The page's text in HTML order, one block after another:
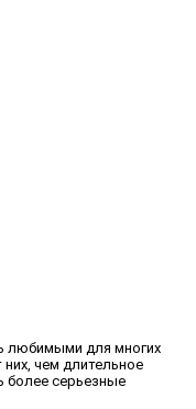
любимыми для многих
чем длительное
более серьезные